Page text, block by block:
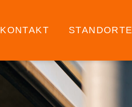
KONTAKT STANDORTE